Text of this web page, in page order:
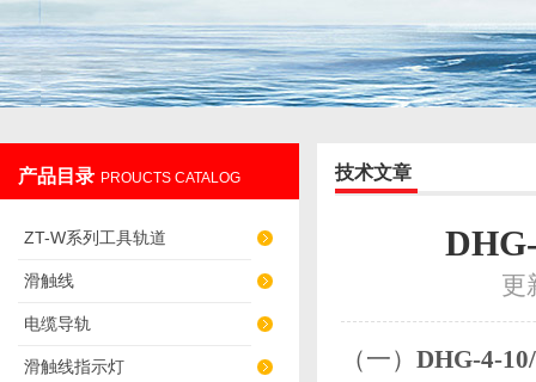
上海发昊电气科技有限公司
产品目录 PROUCTS CATALOG
ZT-W系列工具轨道
滑触线
电缆导轨
滑触线指示灯
技术文章
更
（一） DHG-4-